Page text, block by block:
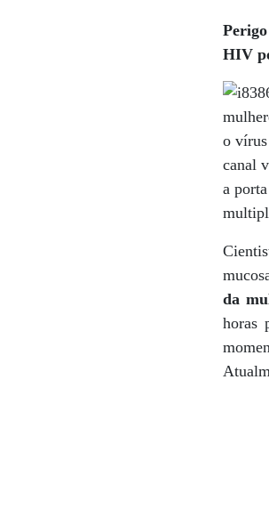
HIV
o
canal
a
da
horas